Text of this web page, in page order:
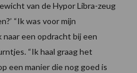
van de Hypor Libra-zeug
“Ik was voor mijn
een opdracht bij een
“Ik haal graag het
een manier die nog goed is